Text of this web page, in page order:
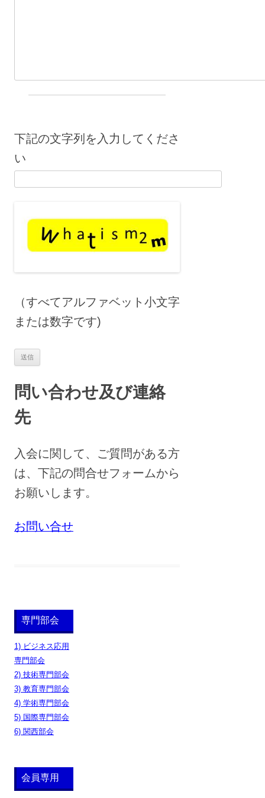
下記の文字列を入力してくださ
い
（すべてアルファベット小文字
または数字です)
問い合わせ及び連絡
先
入会に関して、ご質問がある方
は、下記の問合せフォームから
お願いします。
お問い合せ
専門部会
1) ビジネス応用
専門部会
2) 技術専門部会
3) 教育専門部会
4) 学術専門部会
5) 国際専門部会
6) 関西部会
会員専用